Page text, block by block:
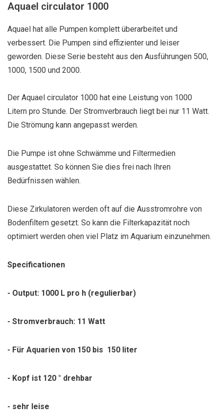
Aquael circulator 1000
Aquael hat alle Pumpen komplett überarbeitet und
verbessert. Die Pumpen sind effizienter und leiser
geworden. Diese Serie besteht aus den Ausführungen 500,
1000, 1500 und 2000.
Der Aquael circulator 1000 hat eine Leistung von 1000
Litern pro Stunde. Der Stromverbrauch liegt bei nur 11 Watt.
Die Strömung kann angepasst werden.
Die Pumpe ist ohne Schwämme und Filtermedien
ausgestattet. So können Sie dies frei nach Ihren
Bedürfnissen wählen.
Diese Zirkulatoren werden oft auf die Ausstromrohre von
Bodenfiltern gesetzt. So kann die Filterkapazität noch
optimiert werden ohen viel Platz im Aquarium einzunehmen.
Specificationen
- Output: 1000 L pro h (regulierbar)
- Stromverbrauch: 11 Watt
- Für Aquarien von 150 bis 150 liter
- Kopf ist 120 ° drehbar
- sehr leise